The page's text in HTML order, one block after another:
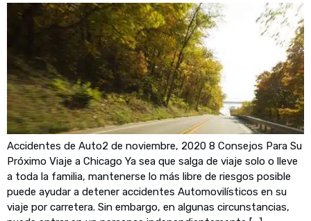
Accidentes de Auto2 de noviembre, 2020 8 Consejos Para Su
Próximo Viaje a Chicago Ya sea que salga de viaje solo o lleve
a toda la familia, mantenerse lo más libre de riesgos posible
puede ayudar a detener accidentes Automovilísticos en su
viaje por carretera. Sin embargo, en algunas circunstancias,